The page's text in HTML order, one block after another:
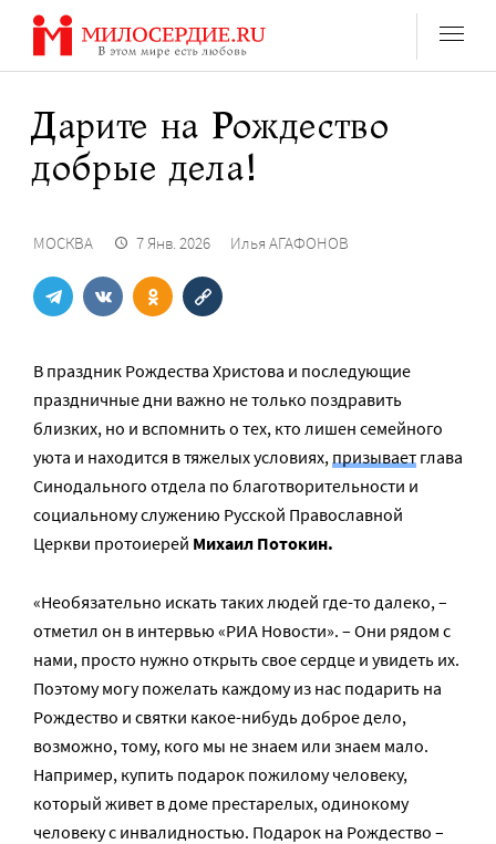
Перейти
содержанию
Дарите на Рождество
добрые дела!
МОСКВА 7 Янв. 2026 Илья АГАФОНОВ
В праздник Рождества Христова и последующие
праздничные дни важно не только поздравить
близких, но и вспомнить о тех, кто лишен семейного
уюта и находится в тяжелых условиях,призывает глава
Синодального отдела по благотворительности и
социальному служению Русской Православной
Церкви протоиерей Михаил Потокин.
«Необязательно искать таких людей где-то далеко, –
отметил он в интервью «РИА Новости». – Они рядом с
нами, просто нужно открыть свое сердце и увидеть их.
Поэтому могу пожелать каждому из нас подарить на
Рождество и святки какое-нибудь доброе дело,
возможно, тому, кого мы не знаем или знаем мало.
Например, купить подарок пожилому человеку,
который живет в доме престарелых, одинокому
человеку с инвалидностью. Подарок на Рождество –